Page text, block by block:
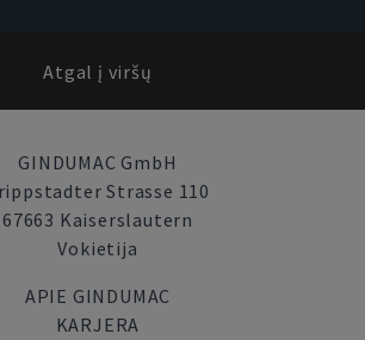
Atgal į viršų
GINDUMAC GmbH
Strasse 110
67663 Kaiserslautern
Vokietija
APIE GINDUMAC
KARJERA